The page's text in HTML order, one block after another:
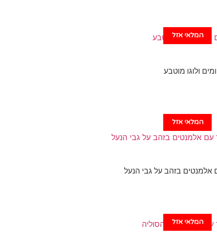
המלאי אזל
המלאי אזל
ולוגו מוטבע
המלאי אזל
אלמנטים בזהב על גבי הנעל